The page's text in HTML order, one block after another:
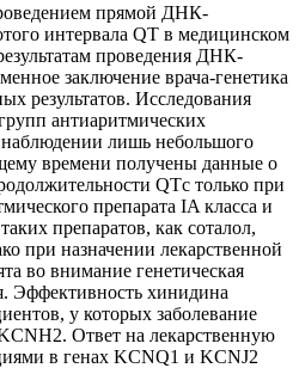
прямой ДНК-
интервала QT в медицинском
проведения ДНК-
заключение врача-генетика
результатов. Исследования
антиаритмических
лишь небольшого
времени получены данные о
QTс только при
препарата IA класса и
препаратов, как соталол,
при назначении лекарственной
во внимание генетическая
Эффективность хинидина
у которых заболевание
Ответ на лекарственную
в генах KCNQ1 и KCNJ2